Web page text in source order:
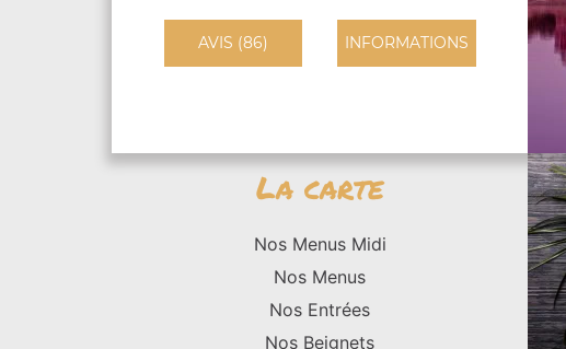
AVIS (86) INFORMATIONS
La carte
Nos Menus Midi
Nos Menus
Nos Entrées
Nos Beignets